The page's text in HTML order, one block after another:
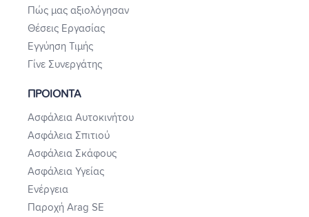
Πώς μας αξιολόγησαν
Θέσεις Εργασίας
Εγγύηση Τιμής
Γίνε Συνεργάτης
ΠΡΟΙΟΝΤΑ
Ασφάλεια Αυτοκινήτου
Ασφάλεια Σπιτιού
Ασφάλεια Σκάφους
Ασφάλεια Υγείας
Ενέργεια
Παροχή Arag SE